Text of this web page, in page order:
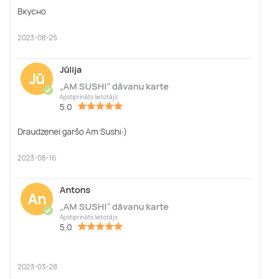
Вкусно
2023-08-25
Jū
✔
Jūlija
„AM SUSHI” dāvanu karte
Apstiprināts lietotājs
5.0
Draudzenei garšo Am Sushi:)
2023-08-16
An
✔
Antons
„AM SUSHI” dāvanu karte
Apstiprināts lietotājs
5.0
2023-03-28